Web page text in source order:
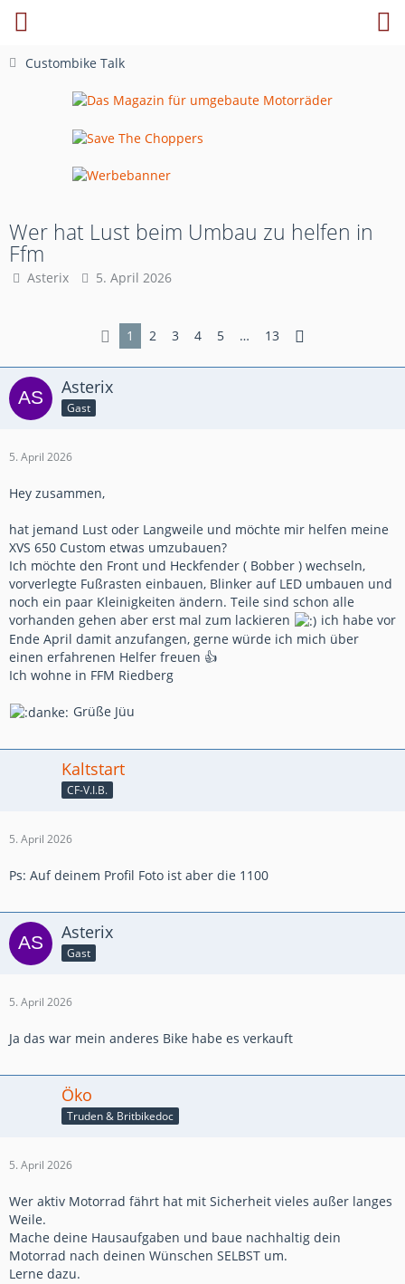
Custombike Talk
Wer hat Lust beim Umbau zu helfen in
Ffm
Asterix 5. April 2026
1 2 3 4 5 … 13
Asterix
Gast
5. April 2026
Hey zusammen,
hat jemand Lust oder Langweile und möchte mir helfen meine
XVS 650 Custom etwas umzubauen?
Ich möchte den Front und Heckfender ( Bobber ) wechseln,
vorverlegte Fußrasten einbauen, Blinker auf LED umbauen und
noch ein paar Kleinigkeiten ändern. Teile sind schon alle
vorhanden gehen aber erst mal zum lackieren
ich habe vor
Ende April damit anzufangen, gerne würde ich mich über
einen erfahrenen Helfer freuen 👍
Ich wohne in FFM Riedberg
Grüße Jüu
Kaltstart
CF-V.I.B.
5. April 2026
Ps: Auf deinem Profil Foto ist aber die 1100
Asterix
Gast
5. April 2026
Ja das war mein anderes Bike habe es verkauft
Öko
Truden & Britbikedoc
5. April 2026
Wer aktiv Motorrad fährt hat mit Sicherheit vieles außer langes
Weile.
Mache deine Hausaufgaben und baue nachhaltig dein
Motorrad nach deinen Wünschen SELBST um.
Lerne dazu.